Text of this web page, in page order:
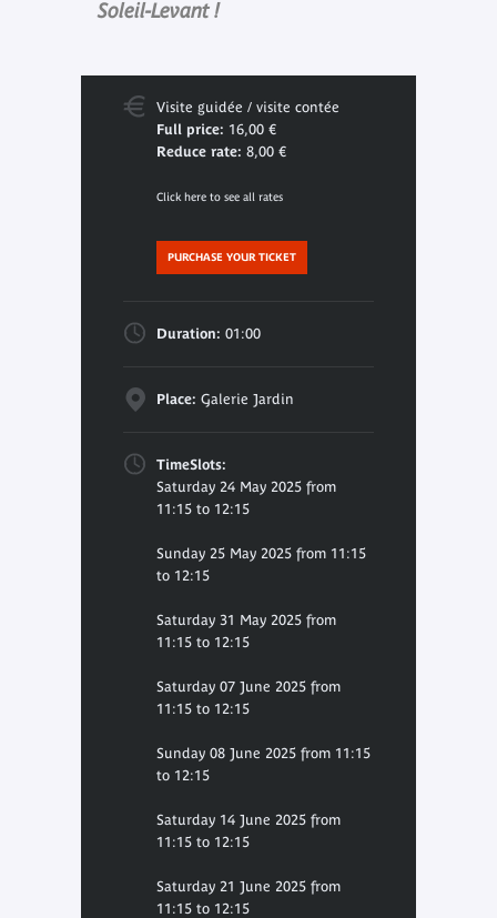
Soleil-Levant !
Visite guidée / visite contée
Full price: 16,00 €
Reduce rate: 8,00 €
Click here to see all rates
PURCHASE YOUR TICKET
Duration: 01:00
Place: Galerie Jardin
TimeSlots:
Saturday 24 May 2025 from
11:15 to 12:15
Sunday 25 May 2025 from 11:15
to 12:15
Saturday 31 May 2025 from
11:15 to 12:15
Saturday 07 June 2025 from
11:15 to 12:15
Sunday 08 June 2025 from 11:15
to 12:15
Saturday 14 June 2025 from
11:15 to 12:15
Saturday 21 June 2025 from
11:15 to 12:15